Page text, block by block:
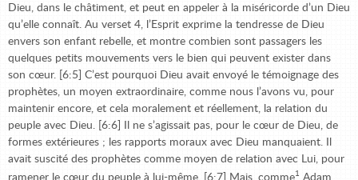
Dieu, dans le châtiment, et peut en appeler à la miséricorde d’un Dieu
qu’elle connaît. Au verset 4, l’Esprit exprime la tendresse de Dieu
envers son enfant rebelle, et montre combien sont passagers les
quelques petits mouvements vers le bien qui peuvent exister dans
son cœur. [6:5] C’est pourquoi Dieu avait envoyé le témoignage des
prophètes, un moyen extraordinaire, comme nous l’avons vu, pour
maintenir encore, et cela moralement et réellement, la relation du
peuple avec Dieu. [6:6] Il ne s’agissait pas, pour le cœur de Dieu, de
formes extérieures ; les rapports moraux avec Dieu manquaient. Il
avait suscité des prophètes comme moyen de relation avec Lui, pour
ramener le cœur du peuple à lui-même. [6:7] Mais, comme1 Adam